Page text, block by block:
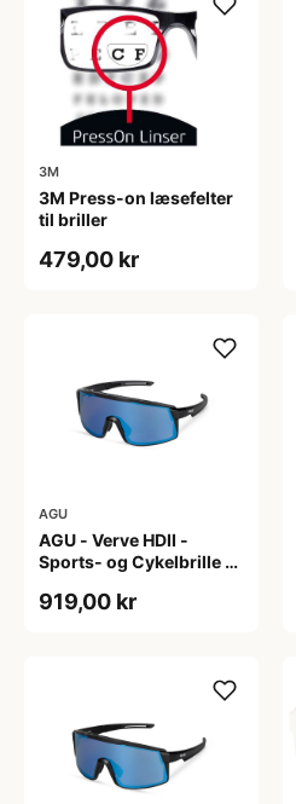
3M
3M Press-on læsefelter
til briller
479,00 kr
AGU
AGU - Verve HDII -
Sports- og Cykelbrille -
919,00 kr